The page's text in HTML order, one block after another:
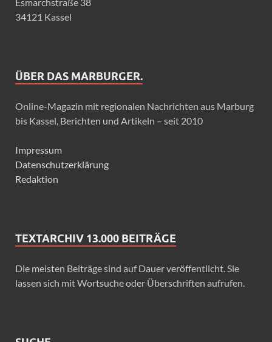
34121 Kassel
ÜBER DAS MARBURGER.
Online-Magazin mit regionalen Nachrichten aus Marburg
bis Kassel, Berichten und Artikeln – seit 2010
Impressum
Datenschutzerklärung
Redaktion
TEXTARCHIV 13.000 BEITRÄGE
Die meisten Beiträge sind auf Dauer veröffentlicht. Sie
lassen sich mit Wortsuche oder Überschriften aufrufen.